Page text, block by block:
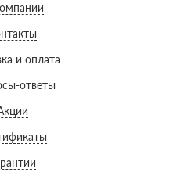
и оплата
ответы